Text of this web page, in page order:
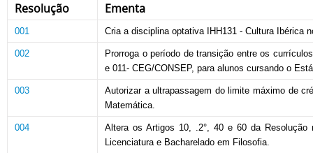
Resolução Ementa
001 Cria a disciplina optativa IHH131 - Cultura Ibérica
002
Prorroga o período de transição entre os
e 011- CEG/CONSEP, para alunos cursando o
003
Autorizar a ultrapassagem do limite máximo de
Matemática.
004
Altera os Artigos 10, .2°, 40 e 60 da
Licenciatura e Bacharelado em Filosofia.